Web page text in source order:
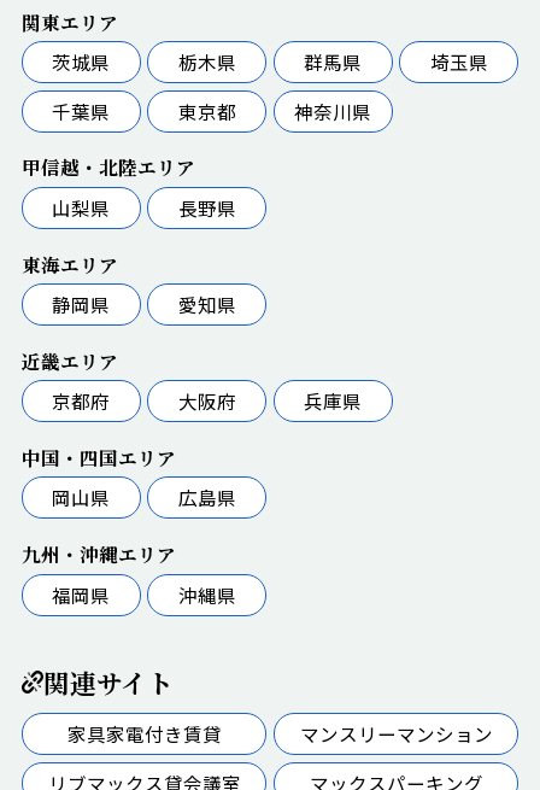
関東エリア
茨城県
栃木県 群馬県
埼玉県
千葉県
東京都 神奈川県
甲信越・北陸エリア
山梨県
長野県
東海エリア
静岡県
愛知県
近畿エリア
京都府
大阪府 兵庫県
中国・四国エリア
岡山県
広島県
九州・沖縄エリア
福岡県
沖縄県
関連サイト
家具家電付き賃貸
マンスリーマンション
リブマックス貸会議室
マックスパーキング